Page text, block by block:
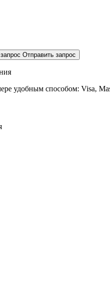
Отправить запрос
удобным способом: Visa,